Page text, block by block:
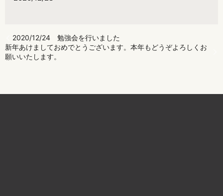
2020/12/24 勉強会を行いました
新年あけましておめでとうございます。本年もどうぞよろしくお
願いいたします。